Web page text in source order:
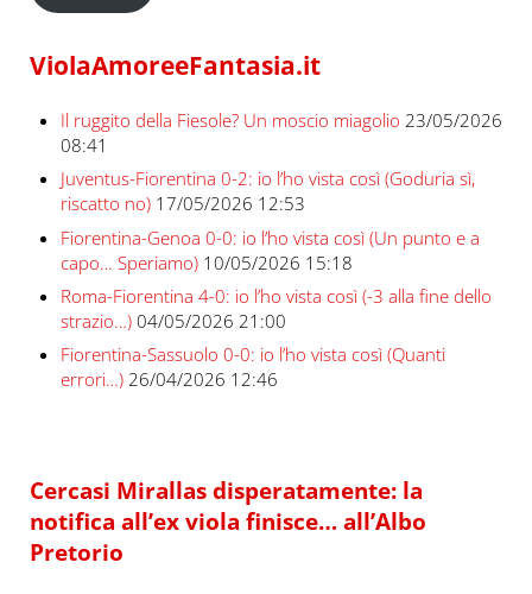
ViolaAmoreeFantasia.it
Il ruggito della Fiesole? Un moscio miagolio 23/05/2026
08:41
Juventus-Fiorentina 0-2: io l’ho vista così (Goduria sì,
riscatto no) 17/05/2026 12:53
Fiorentina-Genoa 0-0: io l’ho vista così (Un punto e a
capo… Speriamo) 10/05/2026 15:18
Roma-Fiorentina 4-0: io l’ho vista così (-3 alla fine dello
strazio…) 04/05/2026 21:00
Fiorentina-Sassuolo 0-0: io l’ho vista così (Quanti
errori…) 26/04/2026 12:46
Cercasi Mirallas disperatamente: la
notifica all’ex viola finisce… all’Albo
Pretorio